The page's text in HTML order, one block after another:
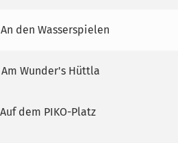
den Wasserspielen
Wunder's Hüttla
dem PIKO-Platz